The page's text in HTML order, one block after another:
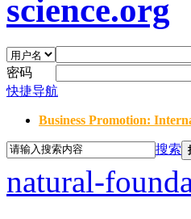
密码
快捷导航
Business Promotion:
搜索
natural-